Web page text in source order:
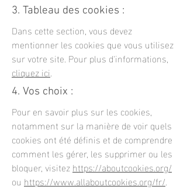
3. Tableau des cookies :
Dans cette section, vous devez
mentionner les cookies que vous utilisez
sur votre site. Pour plus d'informations,
cliquez ici.
4. Vos choix :
Pour en savoir plus sur les cookies,
notamment sur la manière de voir quels
cookies ont été définis et de comprendre
comment les gérer, les supprimer ou les
bloquer, visitezhttps://aboutcookies.org/
ou https://www.allaboutcookies.org/fr/.